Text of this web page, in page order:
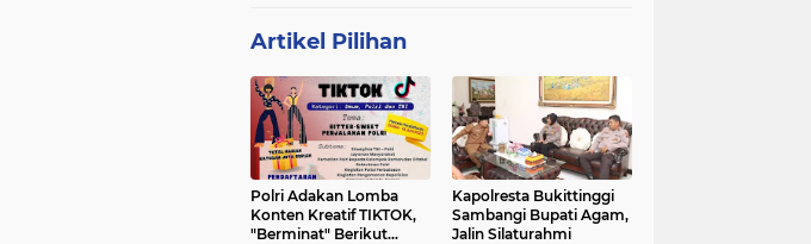
Artikel Pilihan
Polri Adakan Lomba
Konten Kreatif TIKTOK,
"Berminat" Berikut
Kapolresta Bukittinggi
Sambangi Bupati Agam,
Jalin Silaturahmi